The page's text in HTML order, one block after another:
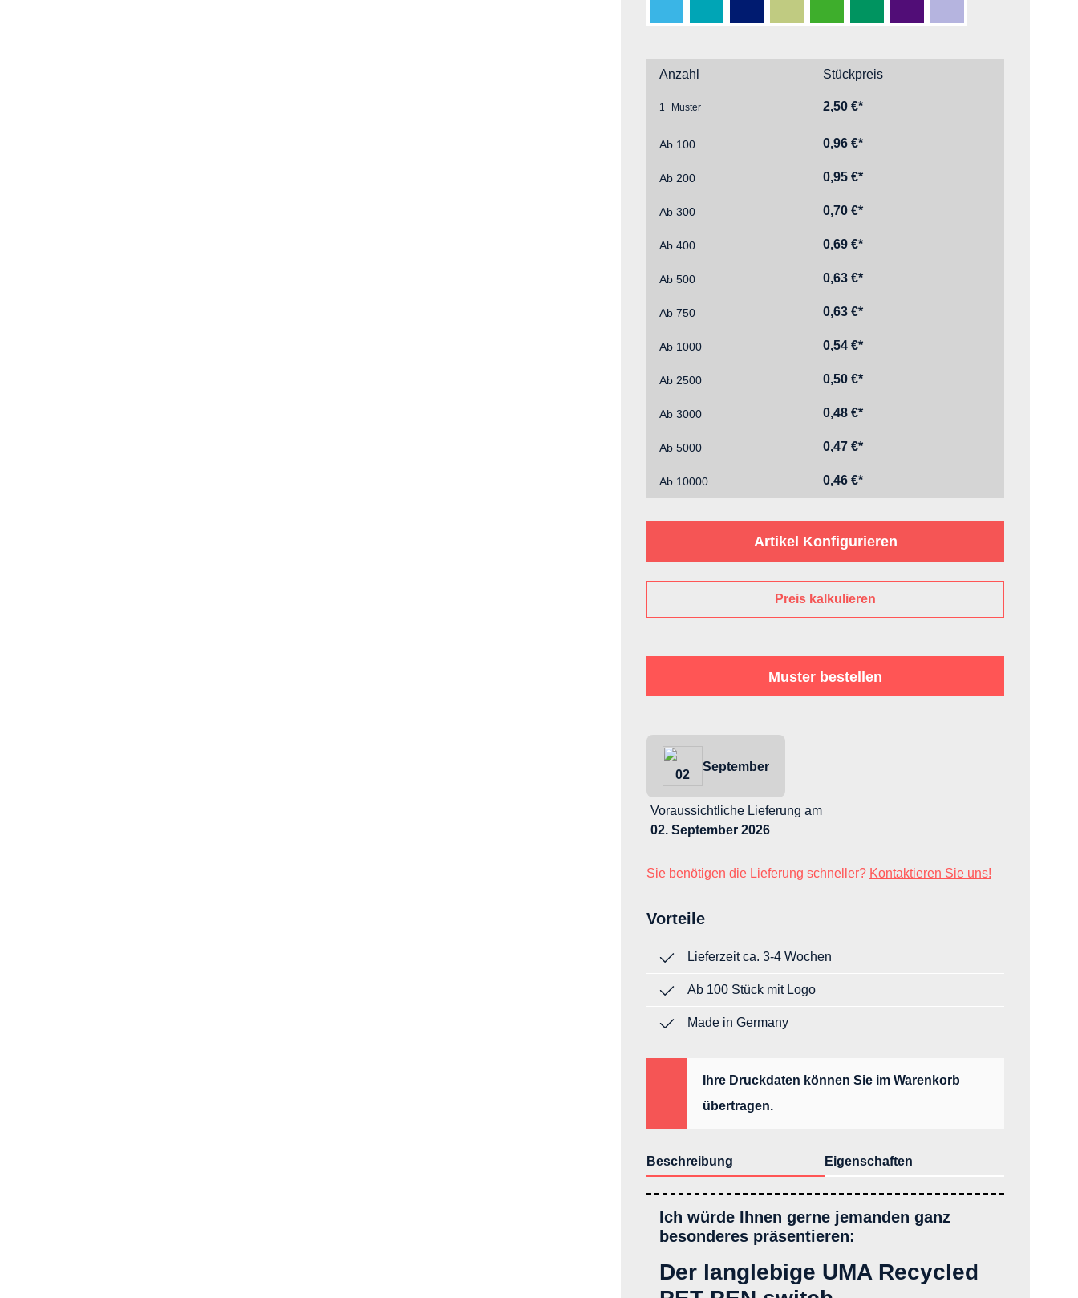
Anzahl Stückpreis
1 2,50 €*
Ab 100 0,96 €*
Ab 200 0,95 €*
Ab 300 0,70 €*
Ab 400 0,69 €*
Ab 500 0,63 €*
Ab 750 0,63 €*
Ab 1000 0,54 €*
Ab 2500 0,50 €*
Ab 3000 0,48 €*
Ab 5000 0,47 €*
Ab 10000 0,46 €*
Artikel Konfigurieren
Preis kalkulieren
Muster bestellen
02
September
Voraussichtliche Lieferung am
02. September 2026
Sie benötigen die Lieferung schneller? Kontaktieren Sie uns!
Vorteile
Lieferzeit ca. 3-4 Wochen
Ab 100 Stück mit Logo
Made in Germany
Ihre Druckdaten können Sie im Warenkorb
übertragen.
Beschreibung Eigenschaften
Ich würde Ihnen gerne jemanden ganz
besonderes präsentieren:
Der langlebige UMA Recycled